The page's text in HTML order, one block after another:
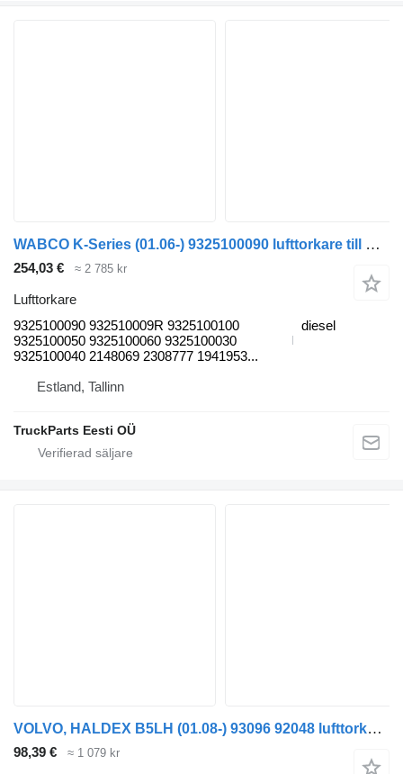
WABCO K-Series (01.06-) 9325100090 lufttorkare till Scania K,N,F-series bus (2006-) buss
254,03 € ≈ 2 785 kr
Lufttorkare
9325100090 932510009R 9325100100
9325100050 9325100060 9325100030
9325100040 2148069 2308777 1941953...
diesel
Estland, Tallinn
TruckParts Eesti OÜ
VOLVO, HALDEX B5LH (01.08-) 93096 92048 lufttorkare till Volvo B5LH, B0E (2008-) buss
98,39 € ≈ 1 079 kr